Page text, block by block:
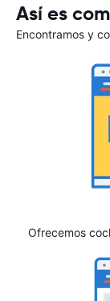
Así es
Encontramos y
Ofrecemos